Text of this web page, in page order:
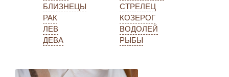
БЛИЗНЕЦЫ
РАК
ЛЕВ
ДЕВА
СТРЕЛЕЦ
КОЗЕРОГ
ВОДОЛЕЙ
РЫБЫ